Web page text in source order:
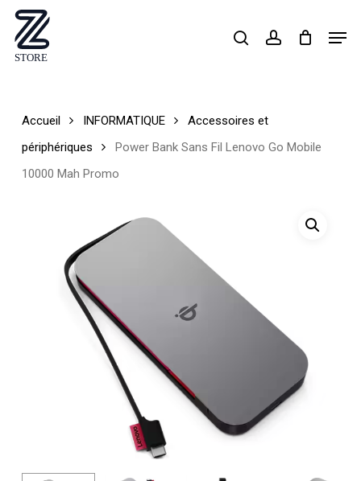
Skip
main
searchaccount
Accueil INFORMATIQUE
Accessoires et
périphériques
Power Bank Sans Fil Lenovo Go Mobile
10000 Mah Promo